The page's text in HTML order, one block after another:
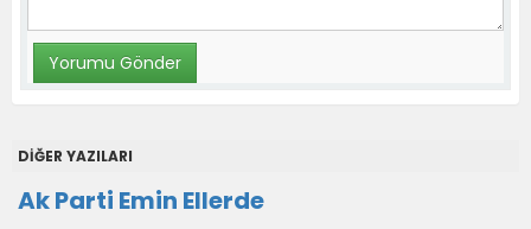
DİĞER YAZILARI
Ak Parti Emin Ellerde